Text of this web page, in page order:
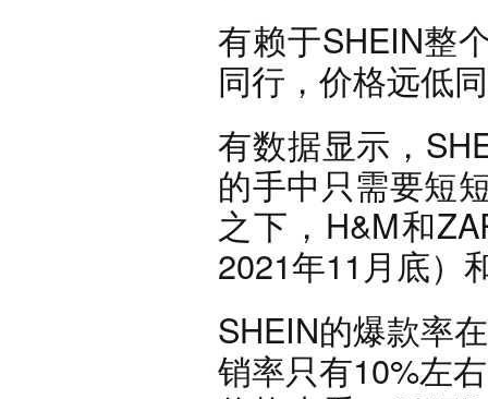
有赖于SHEIN整
同行，价格远低
有数据显示，
的手中只需要短
之下，H&M和
2021年11月底）
SHEIN的爆款率
销率只有10%左